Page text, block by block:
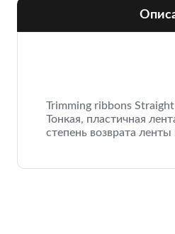
Trimming ribbons Straight
Тонкая, пластичная
степень возврата